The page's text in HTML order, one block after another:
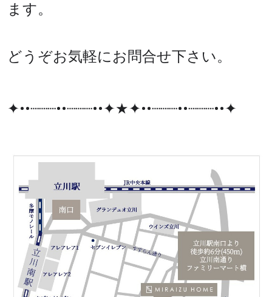
ます。
どうぞお気軽にお問合せ下さい。
✦••┈┈┈••┈┈┈••✦★✦••┈┈┈••┈┈┈••✦